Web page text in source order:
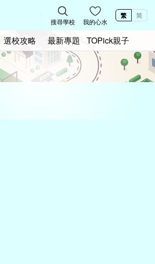
搜尋學校 我的心水
繁 简
選校攻略 最新專題 TOPick親子